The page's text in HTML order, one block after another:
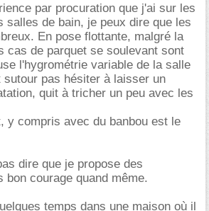
par procuration que j'ai sur les
salles de bain, je peux dire que les
En pose flottante, malgré la
cas de parquet se soulevant sont
l'hygrométrie variable de la salle
sutour pas hésiter à laisser un
quit à tricher un peu avec les
y compris avec du banbou est le
dire que je propose des
bon courage quand même.
temps dans une maison où il